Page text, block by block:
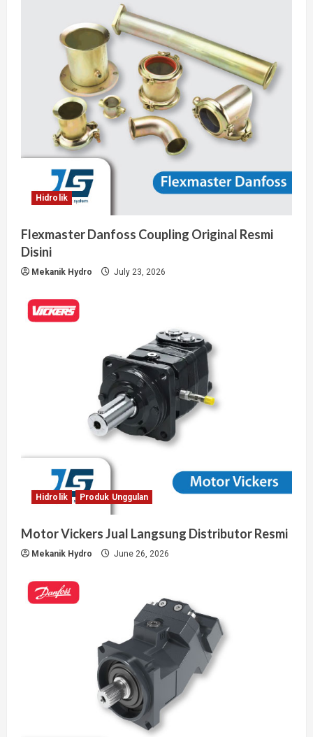
Hidrolik
Flexmaster Danfoss Coupling Original Resmi
Disini
Mekanik Hydro July 23, 2026
Hidrolik Produk Unggulan
Motor Vickers Jual Langsung Distributor Resmi
Mekanik Hydro June 26, 2026